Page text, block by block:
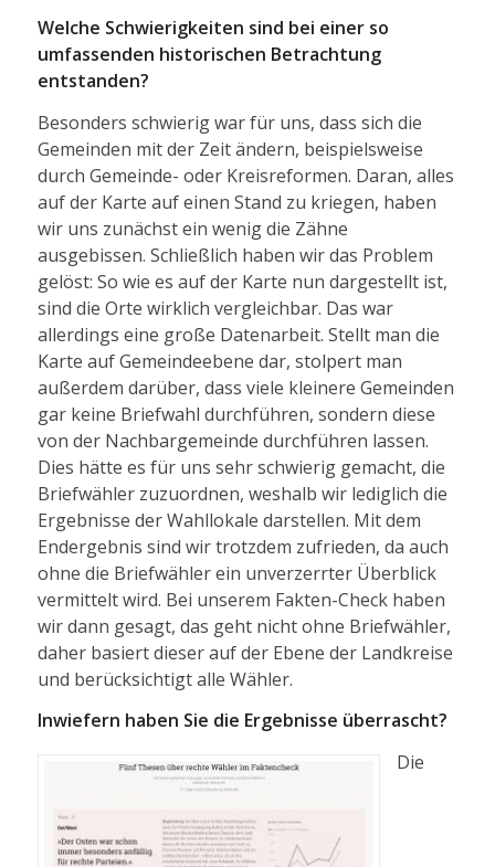
Welche Schwierigkeiten sind bei einer so
umfassenden historischen Betrachtung
entstanden?
Besonders schwierig war für uns, dass sich die
Gemeinden mit der Zeit ändern, beispielsweise
durch Gemeinde- oder Kreisreformen. Daran, alles
auf der Karte auf einen Stand zu kriegen, haben
wir uns zunächst ein wenig die Zähne
ausgebissen. Schließlich haben wir das Problem
gelöst: So wie es auf der Karte nun dargestellt ist,
sind die Orte wirklich vergleichbar. Das war
allerdings eine große Datenarbeit. Stellt man die
Karte auf Gemeindeebene dar, stolpert man
außerdem darüber, dass viele kleinere Gemeinden
gar keine Briefwahl durchführen, sondern diese
von der Nachbargemeinde durchführen lassen.
Dies hätte es für uns sehr schwierig gemacht, die
Briefwähler zuzuordnen, weshalb wir lediglich die
Ergebnisse der Wahllokale darstellen. Mit dem
Endergebnis sind wir trotzdem zufrieden, da auch
ohne die Briefwähler ein unverzerrter Überblick
vermittelt wird. Bei unserem Fakten-Check haben
wir dann gesagt, das geht nicht ohne Briefwähler,
daher basiert dieser auf der Ebene der Landkreise
und berücksichtigt alle Wähler.
Inwiefern haben Sie die Ergebnisse überrascht?
Die